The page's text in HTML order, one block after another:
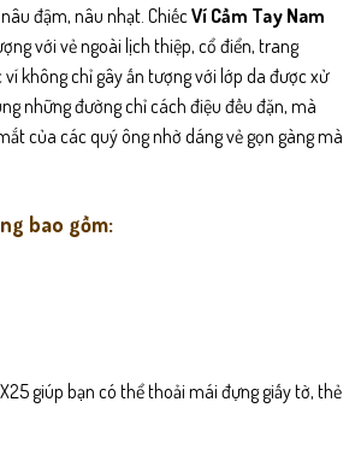
đậm, nâu nhạt. ChiếcVí Cầm Tay Nam
với vẻ ngoài lịch thiệp, cổ điển, trang
ví không chỉ gây ấn tượng với lớp da được xử
những đường chỉ cách điệu đều đặn, mà
của các quý ông nhờ dáng vẻ gọn gàng mà
bao gồm:
giúp bạn có thể thoải mái đựng giấy tờ, thẻ